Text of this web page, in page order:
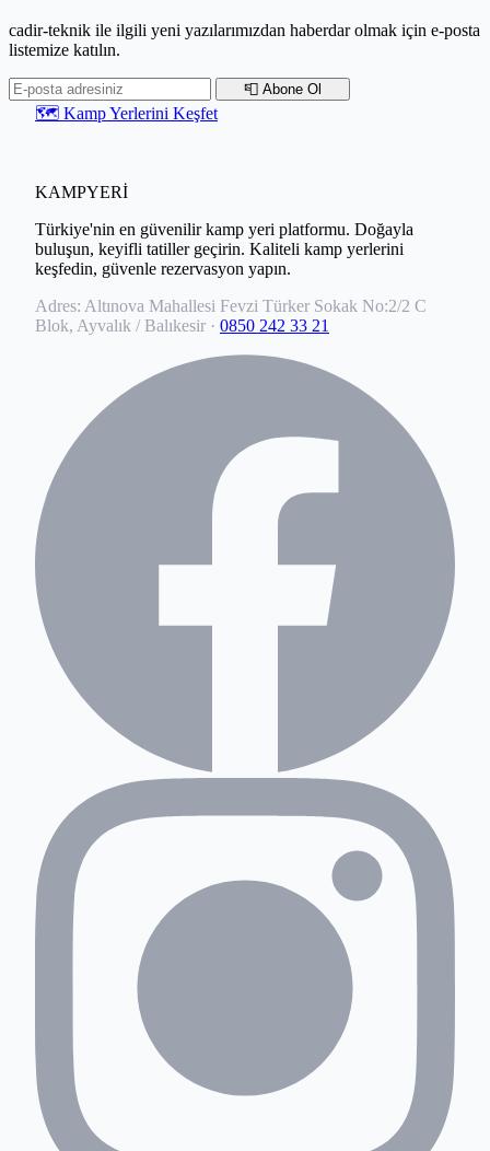
cadir-teknik ile ilgili yeni yazılarımızdan haberdar olmak için e-posta
listemize katılın.
📮 Abone Ol
🗺️ Kamp Yerlerini Keşfet
KAMPYERİ
Türkiye'nin en güvenilir kamp yeri platformu. Doğayla
buluşun, keyifli tatiller geçirin. Kaliteli kamp yerlerini
keşfedin, güvenle rezervasyon yapın.
Adres: Altınova Mahallesi Fevzi Türker Sokak No:2/2 C
Blok, Ayvalık / Balıkesir · 0850 242 33 21